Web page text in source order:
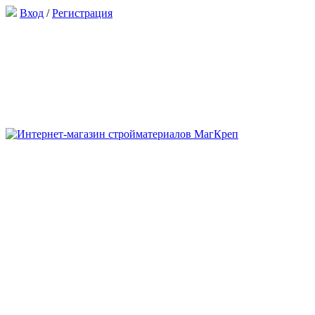
Вход /Регистрация